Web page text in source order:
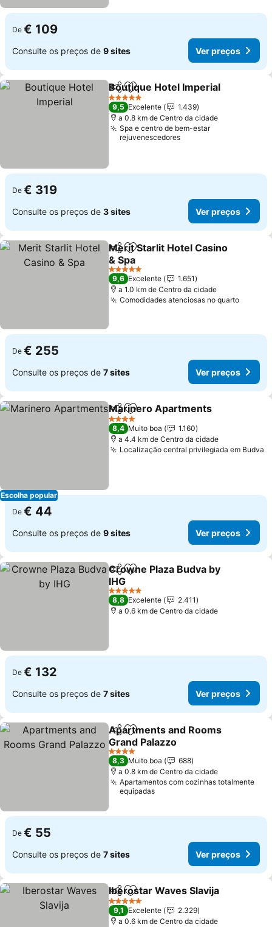
De € 109
Consulte os preços de 9 sites Ver preços
PartilharAdicionar aos favoritos
Boutique Hotel Imperial
5 Estrelas
9,5 Excelente
1.439
a 0.8 km de Centro da cidade
Spa e centro de bem-estar
rejuvenescedores
De € 319
Consulte os preços de 3 sites Ver preços
PartilharAdicionar aos favoritos
Merit Starlit Hotel Casino
& Spa
5 Estrelas
9,6 Excelente
1.651
a 1.0 km de Centro da cidade
Comodidades atenciosas no quarto
De € 255
Consulte os preços de 7 sites Ver preços
Escolha popular
PartilharAdicionar aos favoritos
Marinero Apartments
4 Estrelas
8,4 Muito boa
1.160
a 4.4 km de Centro da cidade
Localização central privilegiada em Budva
De € 44
Consulte os preços de 9 sites Ver preços
PartilharAdicionar aos favoritos
Crowne Plaza Budva by
IHG
5 Estrelas
8,8 Excelente
2.411
a 0.6 km de Centro da cidade
De € 132
Consulte os preços de 7 sites Ver preços
PartilharAdicionar aos favoritos
Apartments and Rooms
Grand Palazzo
4 Estrelas
8,3 Muito boa
688
a 0.8 km de Centro da cidade
Apartamentos com cozinhas totalmente
equipadas
De € 55
Consulte os preços de 7 sites Ver preços
PartilharAdicionar aos favoritos
Iberostar Waves Slavija
5 Estrelas
9,1 Excelente
2.329
a 0.6 km de Centro da cidade